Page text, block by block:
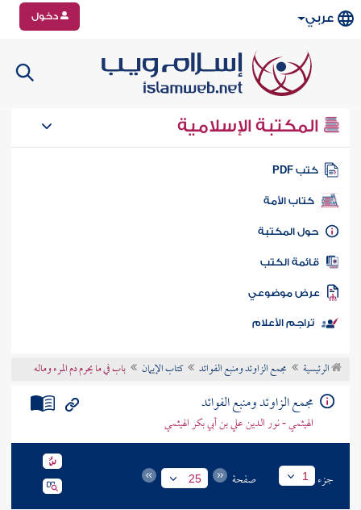
عربي دخول
المكتبة الإسلامية
كتب PDF
كتاب الأمة
المكتبة
الكتب
موضوعي
تراجم الأعلام
الرئيسية مجمع الزاوئد ومنبع الفوائد كتاب الإيمان باب في ما يحرم دم المرء وماله
مجمع الزاوئد ومنبع الفوائد
الهيثمي - نور الدين علي بن أبي بكر الهيثمي
جزء 1 صفحة 25